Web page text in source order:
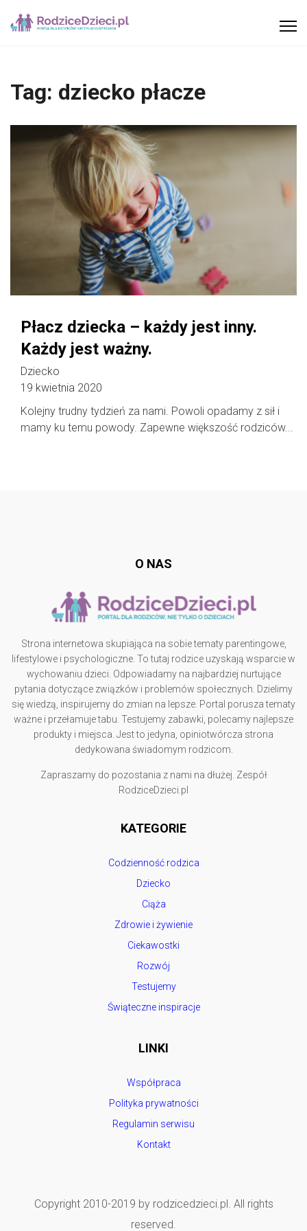
Tag: dziecko płacze
Płacz dziecka – każdy jest inny.
Każdy jest ważny.
Dziecko
19 kwietnia 2020
Kolejny trudny tydzień za nami. Powoli opadamy z sił i
mamy ku temu powody. Zapewne większość rodziców...
O NAS
Strona internetowa skupiająca na sobie tematy parentingowe,
lifestylowe i psychologiczne. To tutaj rodzice uzyskają wsparcie w
wychowaniu dzieci. Odpowiadamy na najbardziej nurtujące
pytania dotyczące związków i problemów społecznych. Dzielimy
się wiedzą, inspirujemy do zmian na lepsze. Portal porusza tematy
ważne i przełamuje tabu. Testujemy zabawki, polecamy najlepsze
produkty i miejsca. Jest to jedyna, opiniotwórcza strona
dedykowana świadomym rodzicom.
Zapraszamy do pozostania z nami na dłużej. Zespół
RodziceDzieci.pl
KATEGORIE
Codzienność rodzica
Dziecko
Ciąża
Zdrowie i żywienie
Ciekawostki
Rozwój
Testujemy
Świąteczne inspiracje
LINKI
Współpraca
Polityka prywatności
Regulamin serwisu
Kontakt
Copyright 2010-2019 by rodzicedzieci.pl. All rights
reserved.